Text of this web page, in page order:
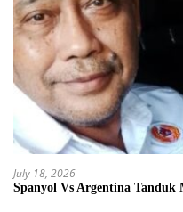
July 18, 2026
Spanyol Vs Argentina